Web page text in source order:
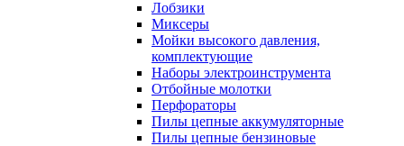
Лобзики
Миксеры
Мойки высокого давления,
комплектующие
Наборы электроинструмента
Отбойные молотки
Перфораторы
Пилы цепные аккумуляторные
Пилы цепные бензиновые